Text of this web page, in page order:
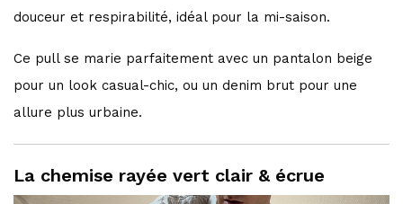
douceur et respirabilité, idéal pour la mi-saison.
Ce pull se marie parfaitement avec un pantalon beige
pour un look casual-chic, ou un denim brut pour une
allure plus urbaine.
La chemise rayée vert clair & écrue